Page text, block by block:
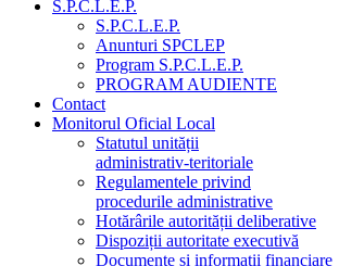
S.P.C.L.E.P.
S.P.C.L.E.P.
Anunturi SPCLEP
Program S.P.C.L.E.P.
PROGRAM AUDIENTE
Contact
Monitorul Oficial Local
Statutul unității
administrativ-teritoriale
Regulamentele privind
procedurile administrative
Hotărârile autorității deliberative
Dispoziții autoritate executivă
Documente si informatii financiare